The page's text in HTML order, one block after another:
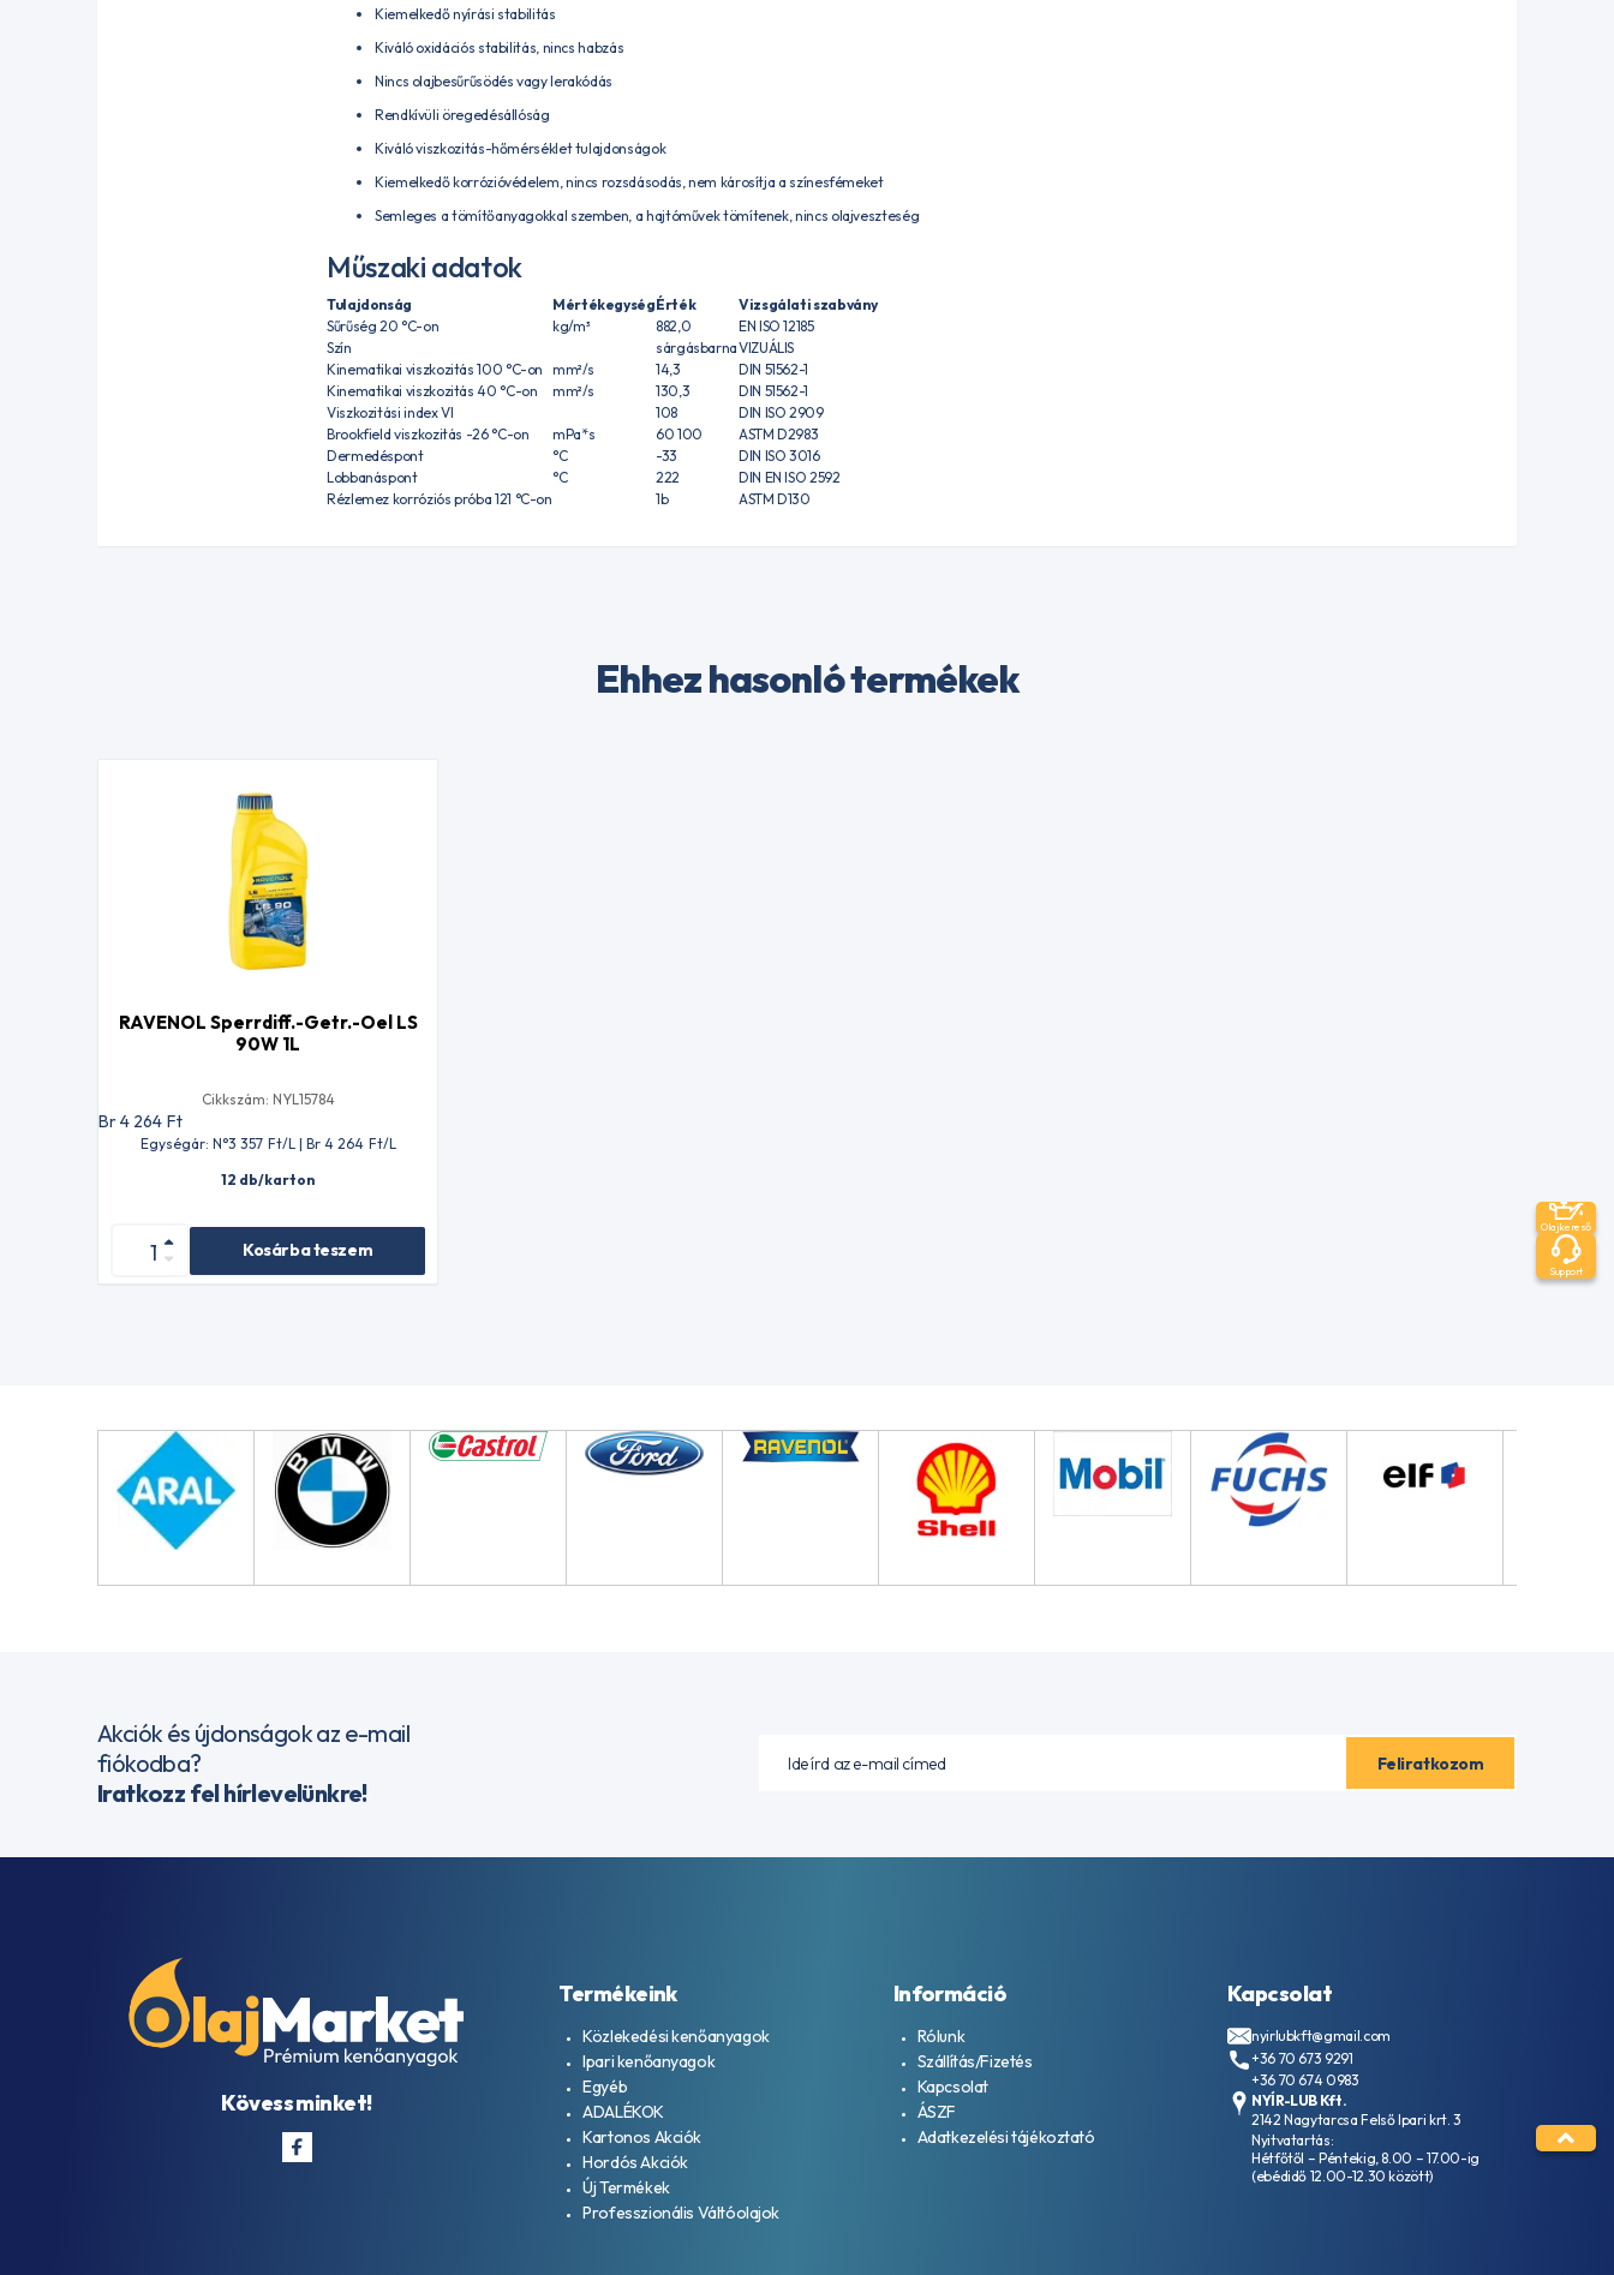
Kiemelkedő nyírási stabilitás
Kiváló oxidációs stabilitás, nincs habzás
Nincs olajbesűrűsödés vagy lerakódás
Rendkívüli öregedésállóság
Kiváló viszkozitás-hőmérséklet tulajdonságok
Kiemelkedő korrózióvédelem, nincs rozsdásodás, nem károsítja a színesfémeket
Semleges a tömítőanyagokkal szemben, a hajtóművek tömítenek, nincs olajveszteség
Műszaki adatok
Tulajdonság MértékegységÉrték
Vizsgálati szabvány
Sűrűség 20 °C-on
kg/m³ 882,0
EN ISO 12185
Szín
sárgásbarnaVIZUÁLIS
Kinematikai viszkozitás 100 °C-on mm²/s 14,3
DIN 51562-1
Kinematikai viszkozitás 40 °C-on
mm²/s 130,3
DIN 51562-1
Viszkozitási index VI
108
DIN ISO 2909
Brookfield viszkozitás -26 °C-on
mPa*s 60 100
ASTM D2983
Dermedéspont
°C -33
DIN ISO 3016
Lobbanáspont
°C 222
DIN EN ISO 2592
Rézlemez korróziós próba 121 °C-on
1b ASTM D130
Ehhez hasonló termékek
RAVENOL Sperrdiff.-Getr.-Oel LS
90W 1L
Cikkszám: NYL15784
Br 4 264 Ft
Egységár: N°3 357 Ft/L | Br 4 264 Ft/L
12 db/karton
Kosárba teszem
Akciók és újdonságok az e-mail
fiókodba?
Iratkozz fel hírlevelünkre!
Kövess minket!
Termékeink
Közlekedési kenőanyagok
Ipari kenőanyagok
Egyéb
ADALÉKOK
Kartonos Akciók
Hordós Akciók
Új Termékek
Professzionális Váltóolajok
Információ
Rólunk
Szállítás/Fizetés
Kapcsolat
ÁSZF
Adatkezelési tájékoztató
Kapcsolat
nyirlubkft@gmail.com
+36 70 673 9291
+36 70 674 0983
NYÍR-LUB Kft.
2142 Nagytarcsa Felső Ipari krt. 3
Nyitvatartás:
Hétfőtől – Péntekig, 8.00 – 17.00-ig
(ebédidő 12.00-12.30 között)
Olajkereső
Support